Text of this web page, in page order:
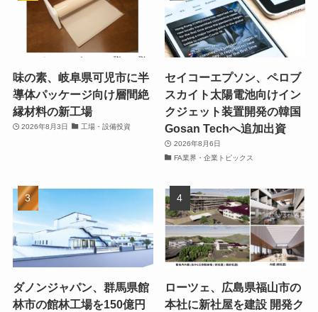
味の素、岐阜県可児市に半
導体パッケージ向け層間絶
縁材料の新工場
2026年8月3日 工場・設備投資
セイコーエプソン、ペロブ
スカイト太陽電池向けイン
クジェット装置開発の韓国
Gosan Techへ追加出資
2026年8月6日
FA業界・企業トピックス
ダノンジャパン、群馬県館
林市の館林工場を150億円
ローツェ、広島県福山市の
本社に新社屋を建設 開発ク